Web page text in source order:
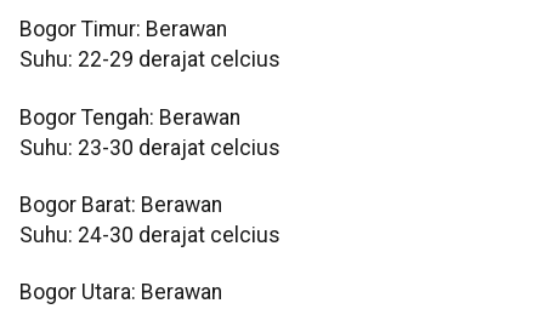
Bogor Timur: Berawan
Suhu: 22-29 derajat celcius
Bogor Tengah: Berawan
Suhu: 23-30 derajat celcius
Bogor Barat: Berawan
Suhu: 24-30 derajat celcius
Bogor Utara: Berawan